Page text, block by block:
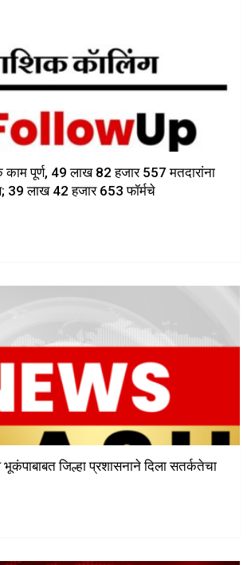
पूर्ण, 49 लाख 82 हजार 557 मतदारांना
39 लाख 42 हजार 653 फॉर्मचे
भूकंपाबाबत जिल्हा प्रशासनाने दिला सतर्कतेचा